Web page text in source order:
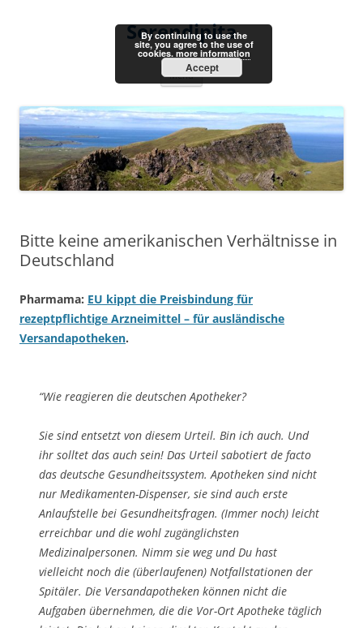
Serendipita
Menu
Bitte keine amerikanischen Verhältnisse in
Deutschland
Pharmama: EU kippt die Preisbindung für
rezeptpflichtige Arzneimittel – für ausländische
Versandapotheken.
“Wie reagieren die deutschen Apotheker?
Sie sind entsetzt von diesem Urteil. Bin ich auch. Und
ihr solltet das auch sein! Das Urteil sabotiert de facto
das deutsche Gesundheitssystem. Apotheken sind nicht
nur Medikamenten-Dispenser, sie sind auch erste
Anlaufstelle bei Gesundheitsfragen. (Immer noch) leicht
erreichbar und die wohl zugänglichsten
Medizinalpersonen. Nimm sie weg und Du hast
vielleicht noch die (überlaufenen) Notfallstationen der
Spitäler. Die Versandapotheken können nicht die
Aufgaben übernehmen, die die Vor-Ort Apotheke täglich
By continuing to use the
site, you agree to the use of
cookies. more information
Accept